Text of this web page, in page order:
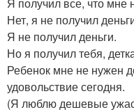
Нет, я не получил
Я не получил деньги.
Но я получил тебя,
Ребенок мне не нужен
удовольствие сегодня.
(Я люблю дешевые